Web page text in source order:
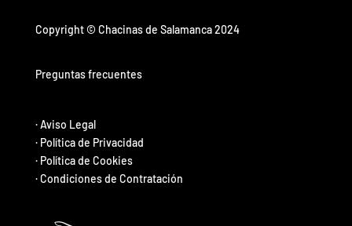
Copyright © Chacinas de Salamanca 2024
Preguntas frecuentes
·Aviso Legal
· Política de Privacidad
· Política de Cookies
·Condiciones de Contratación